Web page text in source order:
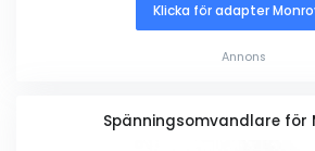
Klicka för adapter
Annons
Spänningsomvandlare för